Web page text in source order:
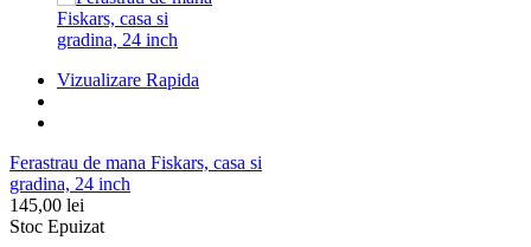
Vizualizare Rapida
Ferastrau de mana Fiskars, casa si
gradina, 24 inch
145,00 lei
Stoc Epuizat